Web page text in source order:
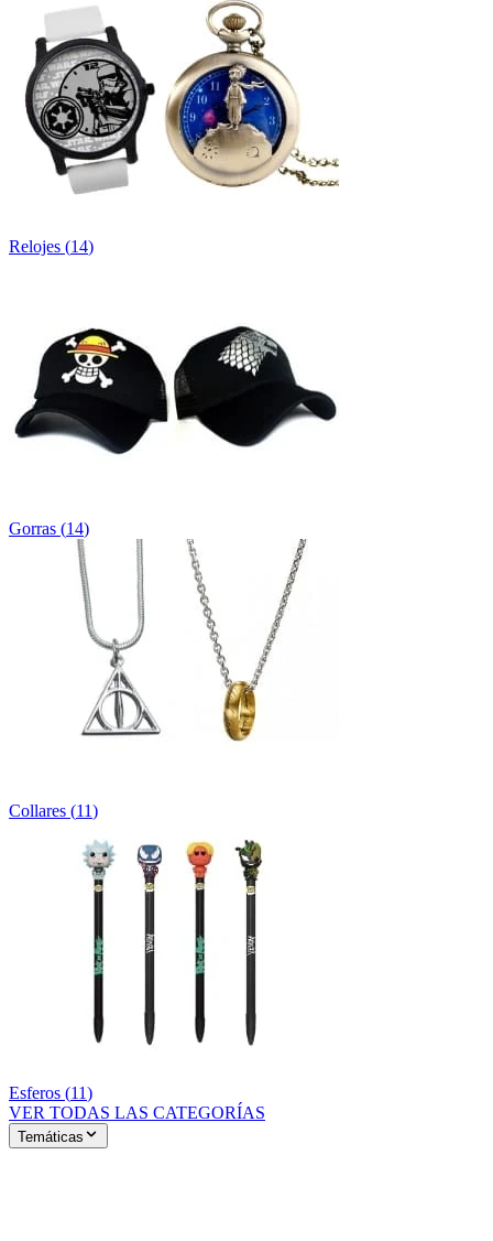
Relojes (14)
Gorras (14)
Collares (11)
Esferos (11)
VER TODAS LAS CATEGORÍAS
Temáticas